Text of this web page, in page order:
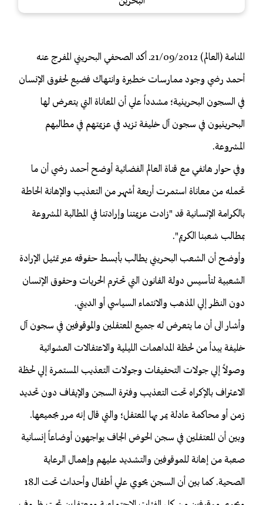
المنامة (العالم) 21/09/2012ـ أكد الصحفي البحريني المفرج عنه
أحمد رضي وجود ممارسات خطيرة وانتهاك فضيع لحقوق الإنسان
في السجون البحرينية؛ مشدداً علي أن المعاناة التي يتعرض لها
البحرينيون في سجون آل خليفة تزيد في عزيمتهم في مطالبهم
المشروعة.
وفي حوار هاتفي مع قناة العالم الفضائية أوضح أحمد رضي أن ما
تحمله من معاناة استمرت أربعة أشهر من التعذيب والإهانة الحاطة
بالكرامة الإنسانية قد "زادت عزيمتنا وإرادتنا في المطالبة المشروعة
بمطالب شعبنا الكريم".
وأوضح أن الشعب البحريني يطالب بأبسط حقوقه عبر تمثيل الإرادة
الشعبية لتأسيس دولة القانون التي تحترم الحريات وحقوق الإنسان
دون النظر إلي المذهب والانتماء السياسي أو الديني.
وأشار الى أن ما يتعرض له جميع المعتقلين والموقوفين في سجون آل
خليفة يبدأ من لحظة المداهمات الليلية والاعتقالات العشوائية
وصولاً إلي جولات التحقيقات وجولات التعذيب المستمرة إلي لحظة
الاعتراف بالإكراه تحت التعذيب وفترة السجن والإيقاف دون تحديد
زمن أو محاكمة عادلة يمر بها المعتقل؛ والتي قال إنه مرر بجميعها.
وبين أن المعتقلين في سجن الحوض الجاف يواجهون أوضاعاً إنسانية
صعبة من إهانة للموقوفين والتشديد عليهم وإهمال الرعاية
الصحية. كما بين أن السجن يحوي علي أطفال وأحداث تحت الـ18